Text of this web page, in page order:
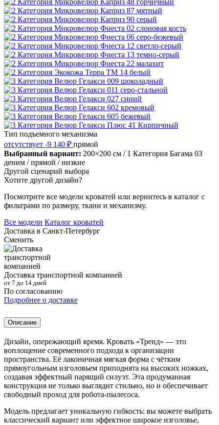
Тип подъемного механизма
отсутствует -9 140 ₽ прямой
Выбранный вариант: 200×200 см / 1 Категория Багама 03
деним / прямой / низкие
Другой сценарий выбора
Хотите другой дизайн?
Посмотрите все модели кроватей или вернитесь в каталог с
фильтрами по размеру, ткани и механизму.
Все модели Каталог кроватей
Доставка в Санкт-Петербург
Сменить
Доставка транспортной компанией
от 7 до 14 дней
По согласованию
Подробнее о доставке
Описание
Дизайн, опережающий время. Кровать «Тренд» — это
воплощение современного подхода к организации
пространства. Её лаконичная мягкая форма с чётким
прямоугольным изголовьем приподнята на высоких ножках,
создавая эффектный парящий силуэт. Эта продуманная
конструкция не только выглядит стильно, но и обеспечивает
свободный проход для робота-пылесоса.
Модель предлагает уникальную гибкость: вы можете выбрать
классический вариант или эффектное широкое изголовье,